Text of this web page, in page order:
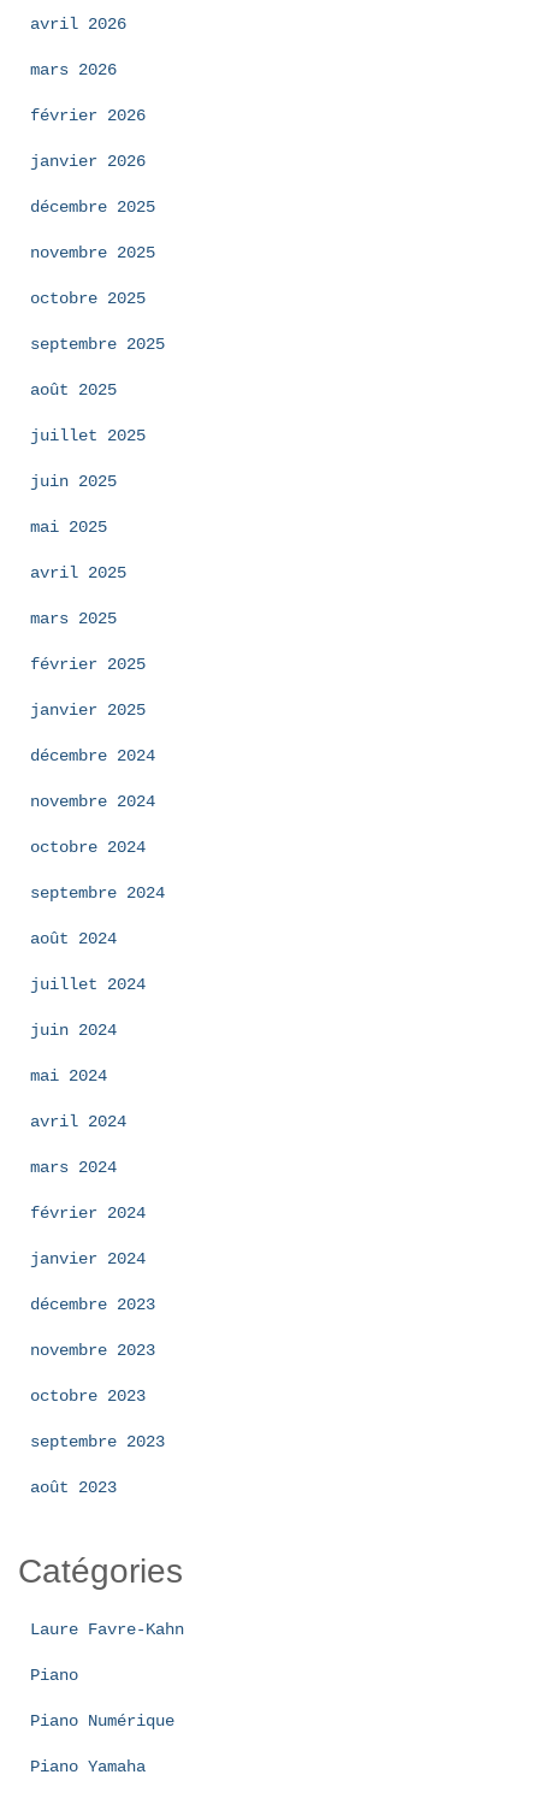
avril 2026
mars 2026
février 2026
janvier 2026
décembre 2025
novembre 2025
octobre 2025
septembre 2025
août 2025
juillet 2025
juin 2025
mai 2025
avril 2025
mars 2025
février 2025
janvier 2025
décembre 2024
novembre 2024
octobre 2024
septembre 2024
août 2024
juillet 2024
juin 2024
mai 2024
avril 2024
mars 2024
février 2024
janvier 2024
décembre 2023
novembre 2023
octobre 2023
septembre 2023
août 2023
Catégories
Laure Favre-Kahn
Piano
Piano Numérique
Piano Yamaha